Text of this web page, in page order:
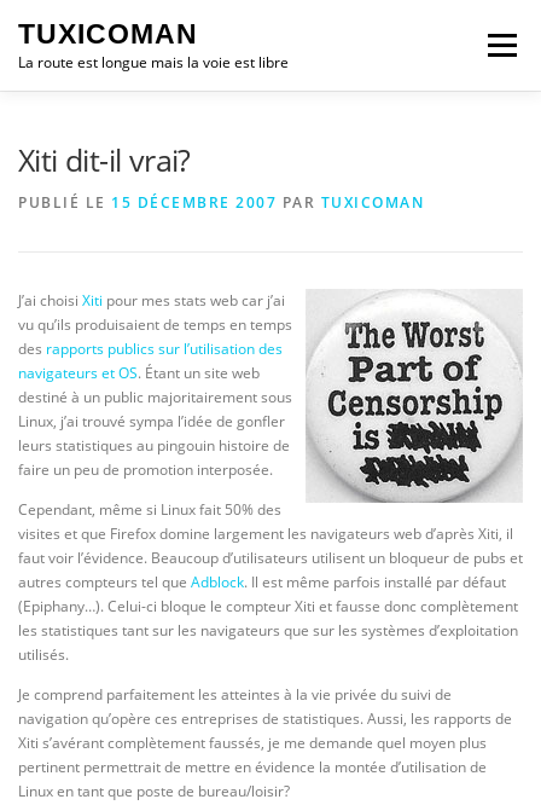
contenu
TUXICOMAN
La route est longue mais la voie est libre
Menu
Xiti dit-il vrai?
PUBLIÉ LE 15 DÉCEMBRE 2007 PAR TUXICOMAN
J’ai choisi Xiti pour mes stats web car j’ai
vu qu’ils produisaient de temps en temps
des rapports publics sur l’utilisation des
navigateurs et OS. Étant un site web
destiné à un public majoritairement sous
Linux, j’ai trouvé sympa l’idée de gonfler
leurs statistiques au pingouin histoire de
faire un peu de promotion interposée.
Cependant, même si Linux fait 50% des
visites et que Firefox domine largement les navigateurs web d’après Xiti, il
faut voir l’évidence. Beaucoup d’utilisateurs utilisent un bloqueur de pubs et
autres compteurs tel que Adblock. Il est même parfois installé par défaut
(Epiphany…). Celui-ci bloque le compteur Xiti et fausse donc complètement
les statistiques tant sur les navigateurs que sur les systèmes d’exploitation
utilisés.
Je comprend parfaitement les atteintes à la vie privée du suivi de
navigation qu’opère ces entreprises de statistiques. Aussi, les rapports de
Xiti s’avérant complètement faussés, je me demande quel moyen plus
pertinent permettrait de mettre en évidence la montée d’utilisation de
Linux en tant que poste de bureau/loisir?